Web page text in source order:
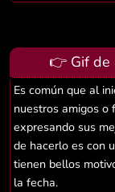
👉 Gif de
Es común que al
nuestros amigos o
expresando sus
de hacerlo es con
tienen bellos
la fecha.